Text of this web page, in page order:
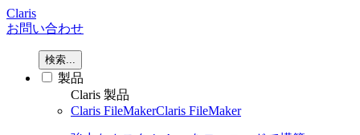
Claris
お問い合わせ
検索...
製品
Claris 製品
Claris FileMakerClaris FileMaker